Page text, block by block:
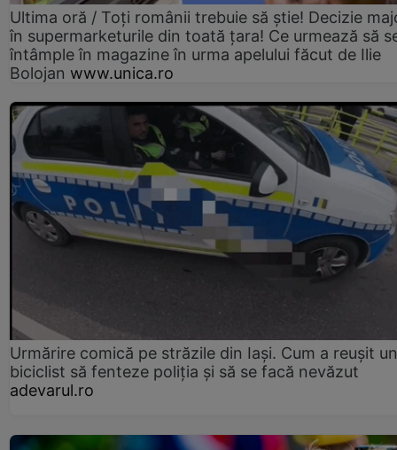
Ultima oră / Toți românii trebuie să știe! Decizie
în supermarketurile din toată țara! Ce urmează să
întâmple în magazine în urma apelului făcut de Ilie
Bolojan www.unica.ro
Urmărire comică pe străzile din Iași. Cum a reușit un
biciclist să fenteze poliția și să se facă nevăzut
adevarul.ro